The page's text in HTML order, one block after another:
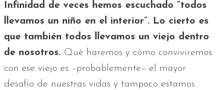
Infinidad de veces hemos escuchado “todos
llevamos un niño en el interior”. Lo cierto es
que también todos llevamos un viejo dentro
de nosotros. Qué haremos y cómo conviviremos
con ese viejo es –probablemente– el mayor
desafío de nuestras vidas y tampoco estamos